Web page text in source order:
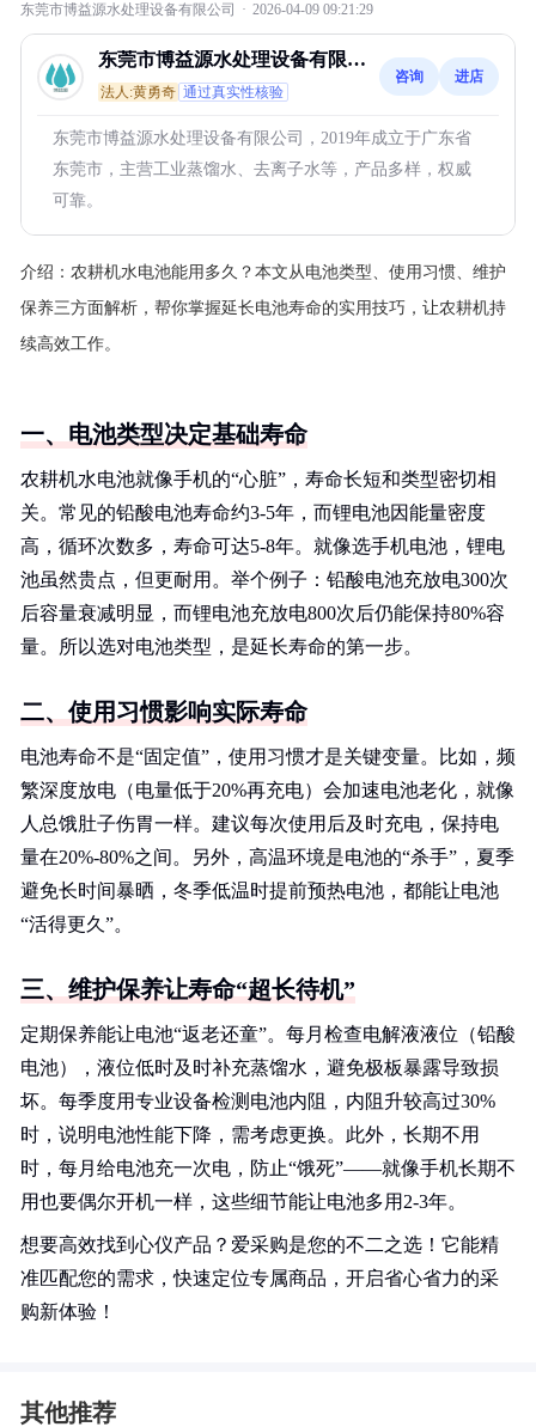
东莞市博益源水处理设备有限公司 · 2026-04-09 09:21:29
东莞市博益源水处理设备有限公
司
法人:黄勇奇 通过真实性核验
咨询 进店
东莞市博益源水处理设备有限公司，2019年成立于广东省
东莞市，主营工业蒸馏水、去离子水等，产品多样，权威
可靠。
介绍： 农耕机水电池能用多久？本文从电池类型、使用习惯、维护
保养三方面解析，帮你掌握延长电池寿命的实用技巧，让农耕机持
续高效工作。
一、电池类型决定基础寿命
农耕机水电池就像手机的“心脏”，寿命长短和类型密切相
关。常见的铅酸电池寿命约3-5年，而锂电池因能量密度
高，循环次数多，寿命可达5-8年。就像选手机电池，锂电
池虽然贵点，但更耐用。举个例子：铅酸电池充放电300次
后容量衰减明显，而锂电池充放电800次后仍能保持80%容
量。所以选对电池类型，是延长寿命的第一步。
二、使用习惯影响实际寿命
电池寿命不是“固定值”，使用习惯才是关键变量。比如，频
繁深度放电（电量低于20%再充电）会加速电池老化，就像
人总饿肚子伤胃一样。建议每次使用后及时充电，保持电
量在20%-80%之间。另外，高温环境是电池的“杀手”，夏季
避免长时间暴晒，冬季低温时提前预热电池，都能让电池
“活得更久”。
三、维护保养让寿命“超长待机”
定期保养能让电池“返老还童”。每月检查电解液液位（铅酸
电池），液位低时及时补充蒸馏水，避免极板暴露导致损
坏。每季度用专业设备检测电池内阻，内阻升较高过30%
时，说明电池性能下降，需考虑更换。此外，长期不用
时，每月给电池充一次电，防止“饿死”——就像手机长期不
用也要偶尔开机一样，这些细节能让电池多用2-3年。
想要高效找到心仪产品？爱采购是您的不二之选！它能精
准匹配您的需求，快速定位专属商品，开启省心省力的采
购新体验！
其他推荐